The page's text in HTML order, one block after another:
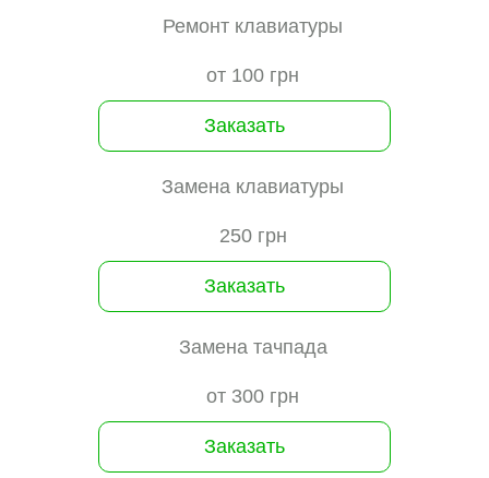
Ремонт клавиатуры
от 100 грн
Заказать
Замена клавиатуры
250 грн
Заказать
Замена тачпада
от 300 грн
Заказать